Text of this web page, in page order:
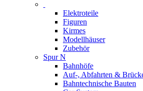
Elektroteile
Figuren
Kirmes
Modellhäuser
Zubehör
Spur N
Bahnhöfe
Auf-, Abfahrten &
Bahntechnische Bauten